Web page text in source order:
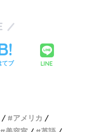
てブ LINE
アメリカ